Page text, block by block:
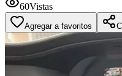
60Vistas
Agregar a favoritos